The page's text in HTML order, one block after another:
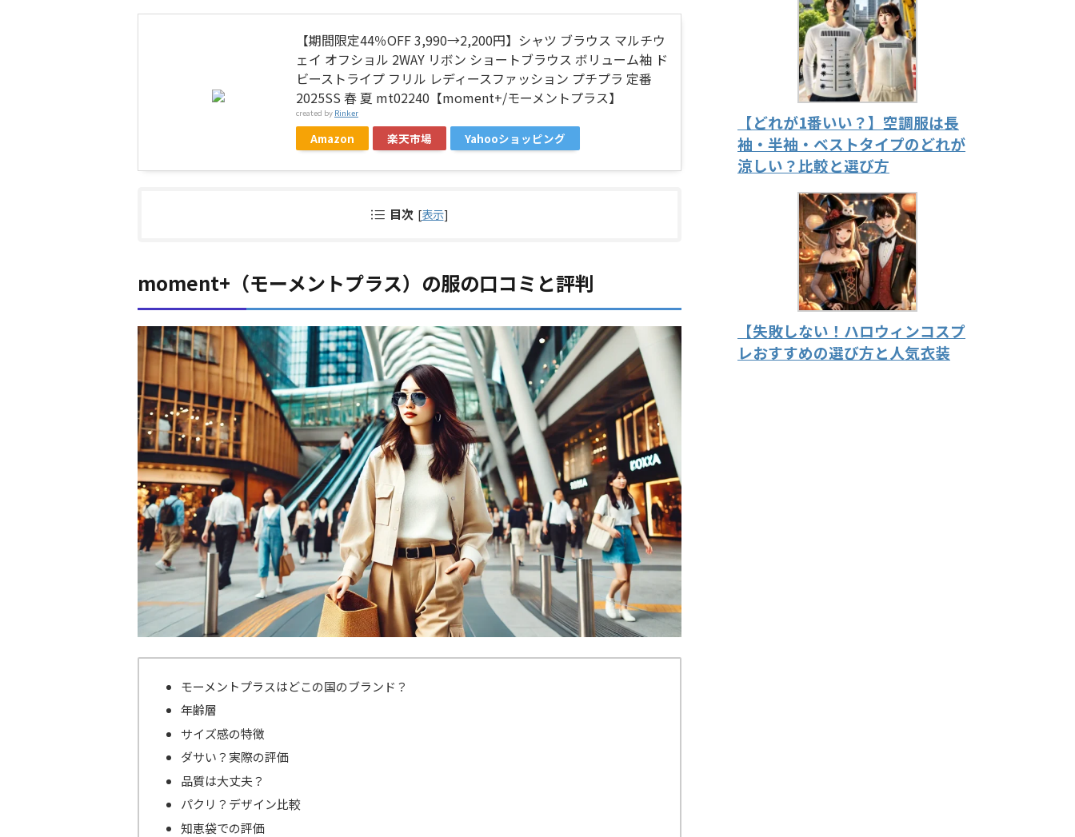
【期間限定44％OFF 3,990→2,200円】シャツ ブラウス マルチウ
ェイ オフショル 2WAY リボン ショートブラウス ボリューム袖 ド
ビーストライプ フリル レディースファッション プチプラ 定番
2025SS 春 夏 mt02240【moment+/モーメントプラス】
created by Rinker
Amazon 楽天市場 Yahooショッピング
目次 [表示]
moment+（モーメントプラス）の服の口コミと評判
モーメントプラスはどこの国のブランド？
年齢層
サイズ感の特徴
ダサい？実際の評価
品質は大丈夫？
パクリ？デザイン比較
知恵袋での評価
【どれが1番いい？】空調服は長
袖・半袖・ベストタイプのどれが
涼しい？比較と選び方
【失敗しない！ハロウィンコスプ
レおすすめの選び方と人気衣装